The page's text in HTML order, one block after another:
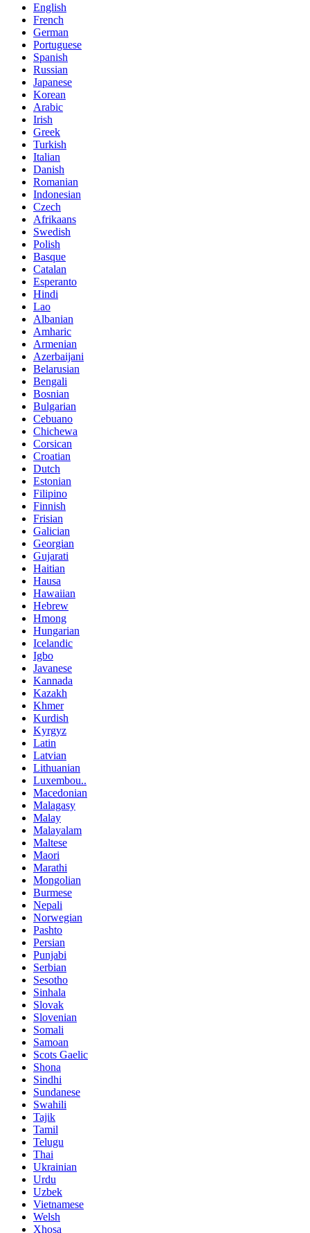
English
French
German
Portuguese
Spanish
Russian
Japanese
Korean
Arabic
Irish
Greek
Turkish
Italian
Danish
Romanian
Indonesian
Czech
Afrikaans
Swedish
Polish
Basque
Catalan
Esperanto
Hindi
Lao
Albanian
Amharic
Armenian
Azerbaijani
Belarusian
Bengali
Bosnian
Bulgarian
Cebuano
Chichewa
Corsican
Croatian
Dutch
Estonian
Filipino
Finnish
Frisian
Galician
Georgian
Gujarati
Haitian
Hausa
Hawaiian
Hebrew
Hmong
Hungarian
Icelandic
Igbo
Javanese
Kannada
Kazakh
Khmer
Kurdish
Kyrgyz
Latin
Latvian
Lithuanian
Luxembou..
Macedonian
Malagasy
Malay
Malayalam
Maltese
Maori
Marathi
Mongolian
Burmese
Nepali
Norwegian
Pashto
Persian
Punjabi
Serbian
Sesotho
Sinhala
Slovak
Slovenian
Somali
Samoan
Scots Gaelic
Shona
Sindhi
Sundanese
Swahili
Tajik
Tamil
Telugu
Thai
Ukrainian
Urdu
Uzbek
Vietnamese
Welsh
Xhosa